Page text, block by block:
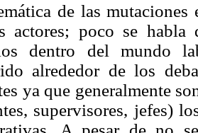
de las
actores; poco se habla
dentro del mundo
alrededor de los
ya que generalmente
supervisores, jefes)